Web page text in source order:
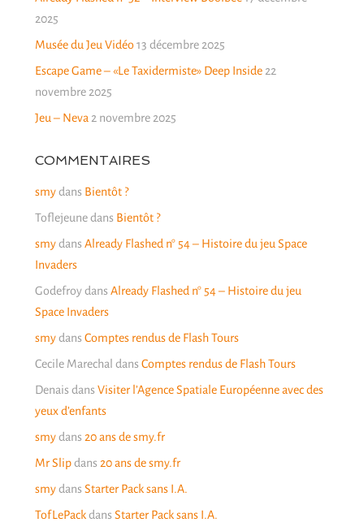
2025
Musée du Jeu Vidéo 13 décembre 2025
Escape Game – «Le Taxidermiste» Deep Inside 22
novembre 2025
Jeu – Neva 2 novembre 2025
COMMENTAIRES
smydans Bientôt ?
Toflejeunedans Bientôt ?
smydans Already Flashed n° 54 – Histoire du jeu Space
Invaders
Godefroydans Already Flashed n° 54 – Histoire du jeu
Space Invaders
smydans Comptes rendus de Flash Tours
Cecile Marechal dans Comptes rendus de Flash Tours
Denais dans Visiter l’Agence Spatiale Européenne avec des
yeux d’enfants
smydans 20 ans de smy.fr
Mr Slipdans 20 ans de smy.fr
smydans Starter Pack sans I.A.
TofLePackdans Starter Pack sans I.A.